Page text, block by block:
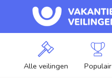
Alle veilingen Populair